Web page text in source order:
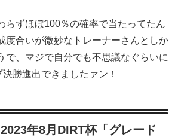
らずほぼ100％の確率で当たってたん
度合いが微妙なトレーナーさんとしか
で、マジで自分でも不思議なぐらいに
勝進出できましたァン！
2023年8月DIRT杯「グレード